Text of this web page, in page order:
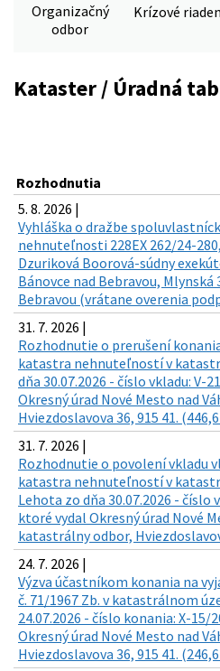
Organizačný
odbor
Krízové
Kataster / Úradná
Rozhodnutia
5. 8. 2026 |
Vyhláška o dražbe
nehnuteľnosti 228EX 262/24-
Dzuriková Boorová-súdny
Bánovce nad Bebravou, Mlynská
Bebravou (vrátane overenia
31. 7. 2026 |
Rozhodnutie o prerušení
katastra nehnuteľností v
dňa 30.07.2026 - číslo vkladu: V-
Okresný úrad Nové Mesto nad
Hviezdoslavova 36, 915 41.
31. 7. 2026 |
Rozhodnutie o povolení vkladu
katastra nehnuteľností v
Lehota zo dňa 30.07.2026 - číslo
ktoré vydal Okresný úrad Nové
katastrálny odbor,
24. 7. 2026 |
Výzva účastníkom konania na
č. 71/1967 Zb. v katastrálnom
24.07.2026 - číslo konania: X-15/
Okresný úrad Nové Mesto nad
Hviezdoslavova 36, 915 41.